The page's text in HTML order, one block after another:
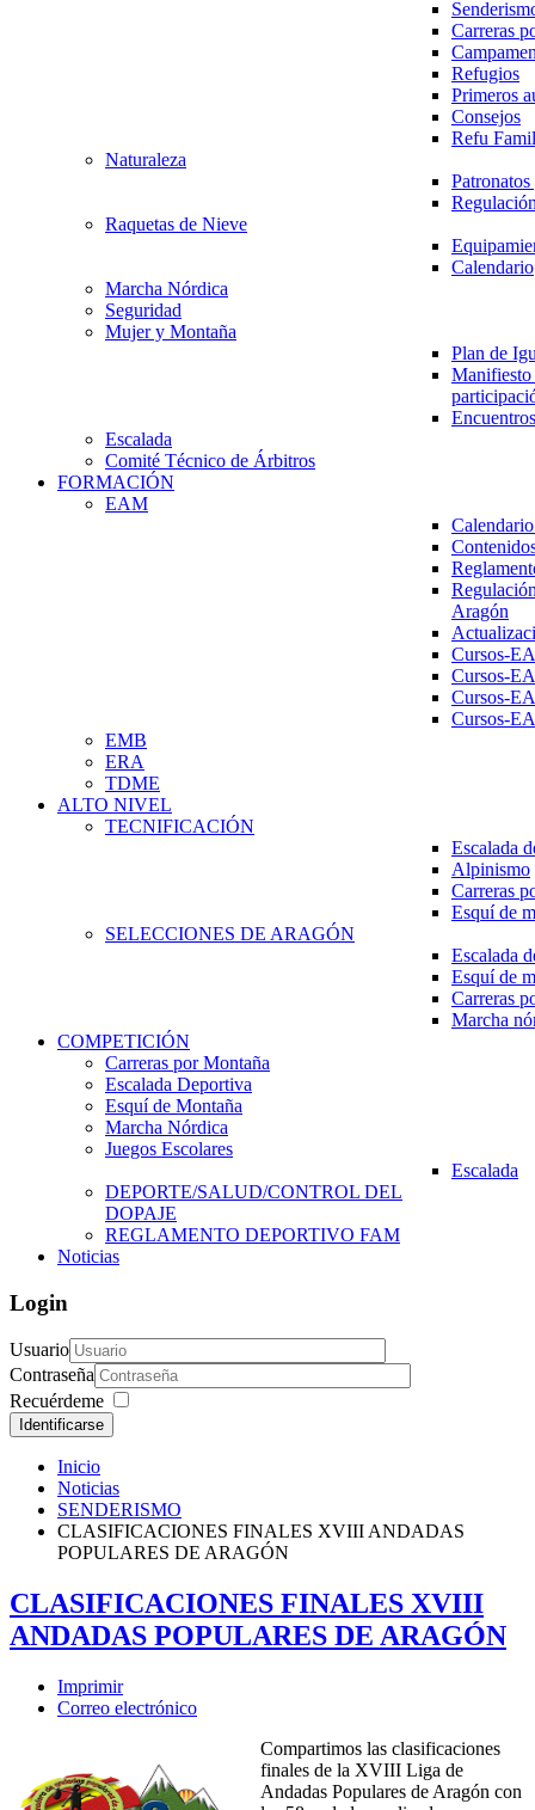
Carreras
Refugios
Primeros
Consejos
Refu
Naturaleza
Raquetas de Nieve
Calendario
Marcha Nórdica
Seguridad
Mujer y Montaña
Plan de
Escalada
Comité Técnico de Árbitros
FORMACIÓN
EAM
Aragón
Cursos-
Cursos-
Cursos-
Cursos-
EMB
ERA
TDME
ALTO NIVEL
TECNIFICACIÓN
Escalada
Alpinismo
Carreras
Esquí de
SELECCIONES DE ARAGÓN
Escalada
Esquí de
Carreras
Marcha
COMPETICIÓN
Carreras por Montaña
Escalada Deportiva
Esquí de Montaña
Marcha Nórdica
Juegos Escolares
Escalada
DEPORTE/SALUD/CONTROL DEL
DOPAJE
REGLAMENTO DEPORTIVO FAM
Noticias
Login
Usuario
Contraseña
Recuérdeme
Identificarse
Inicio
Noticias
SENDERISMO
CLASIFICACIONES FINALES XVIII ANDADAS
POPULARES DE ARAGÓN
CLASIFICACIONES FINALES XVIII
ANDADAS POPULARES DE ARAGÓN
Imprimir
Correo electrónico
Compartimos las clasificaciones
finales de la XVIII Liga de
Andadas Populares de Aragón con